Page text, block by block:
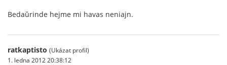
Bedaŭrinde hejme mi havas neniajn.
ratkaptisto (Ukázat profil)
1. ledna 2012 20:38:12